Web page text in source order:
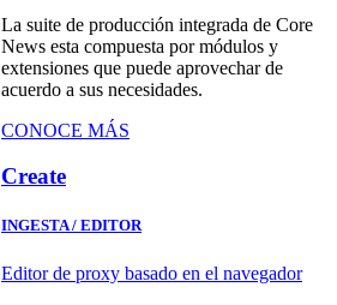
La suite de producción integrada de Core
News esta compuesta por módulos y
extensiones que puede aprovechar de
acuerdo a sus necesidades.
CONOCE MÁS
Create
INGESTA / EDITOR
Editor de proxy basado en el navegador